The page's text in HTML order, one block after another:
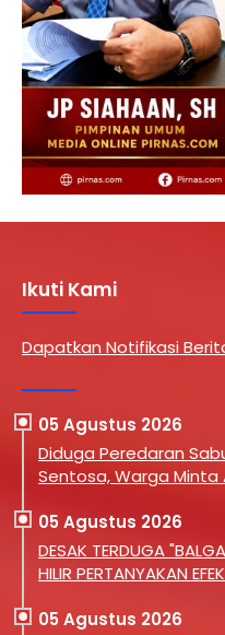
Ikuti Kami
Dapatkan Notifikasi
05 Agustus 2026
Diduga Peredaran
Sentosa, Warga
05 Agustus 2026
DESAK TERDUGA
HILIR PERTANYAKAN
05 Agustus 2026